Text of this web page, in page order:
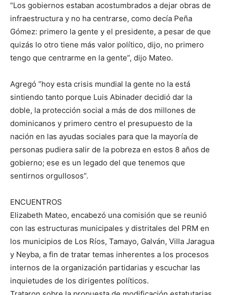
“Los gobiernos estaban acostumbrados a dejar obras de
infraestructura y no ha centrarse, como decía Peña
Gómez: primero la gente y el presidente, a pesar de que
quizás lo otro tiene más valor político, dijo, no primero
tengo que centrarme en la gente”, dijo Mateo.
Agregó “hoy esta crisis mundial la gente no la está
sintiendo tanto porque Luis Abinader decidió dar la
doble, la protección social a más de dos millones de
dominicanos y primero centro el presupuesto de la
nación en las ayudas sociales para que la mayoría de
personas pudiera salir de la pobreza en estos 8 años de
gobierno; ese es un legado del que tenemos que
sentirnos orgullosos”.
ENCUENTROS
Elizabeth Mateo, encabezó una comisión que se reunió
con las estructuras municipales y distritales del PRM en
los municipios de Los Ríos, Tamayo, Galván, Villa Jaragua
y Neyba, a fin de tratar temas inherentes a los procesos
internos de la organización partidarias y escuchar las
inquietudes de los dirigentes políticos.